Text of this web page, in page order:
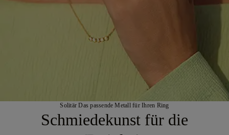
Solitär Das passende Metall für Ihren Ring
Schmiedekunst für die